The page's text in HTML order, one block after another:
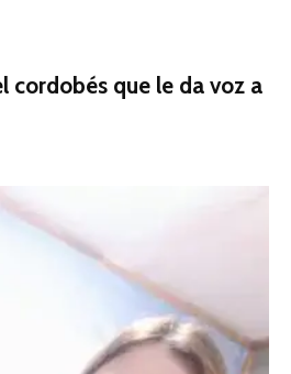
cordobés que le da voz a